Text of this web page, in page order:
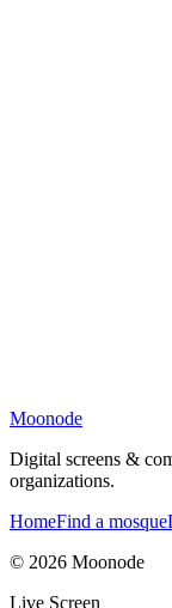
Moonode
Digital screens &
organizations.
HomeFind a mosque
© 2026 Moonode
Live Screen